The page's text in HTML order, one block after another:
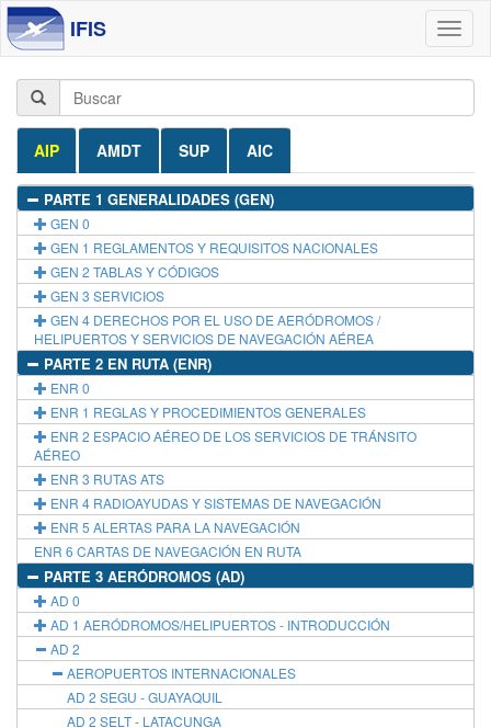
IFIS
AIP AMDT SUP AIC
PARTE 1 GENERALIDADES (GEN)
GEN 0
GEN 1 REGLAMENTOS Y REQUISITOS NACIONALES
GEN 2 TABLAS Y CÓDIGOS
GEN 3 SERVICIOS
GEN 4 DERECHOS POR EL USO DE AERÓDROMOS /
HELIPUERTOS Y SERVICIOS DE NAVEGACIÓN AÉREA
PARTE 2 EN RUTA (ENR)
ENR 0
ENR 1 REGLAS Y PROCEDIMIENTOS GENERALES
ENR 2 ESPACIO AÉREO DE LOS SERVICIOS DE TRÁNSITO
AÉREO
ENR 3 RUTAS ATS
ENR 4 RADIOAYUDAS Y SISTEMAS DE NAVEGACIÓN
ENR 5 ALERTAS PARA LA NAVEGACIÓN
ENR 6 CARTAS DE NAVEGACIÓN EN RUTA
PARTE 3 AERÓDROMOS (AD)
AD 0
AD 1 AERÓDROMOS/HELIPUERTOS - INTRODUCCIÓN
AD 2
AEROPUERTOS INTERNACIONALES
AD 2 SEGU - GUAYAQUIL
AD 2 SELT - LATACUNGA